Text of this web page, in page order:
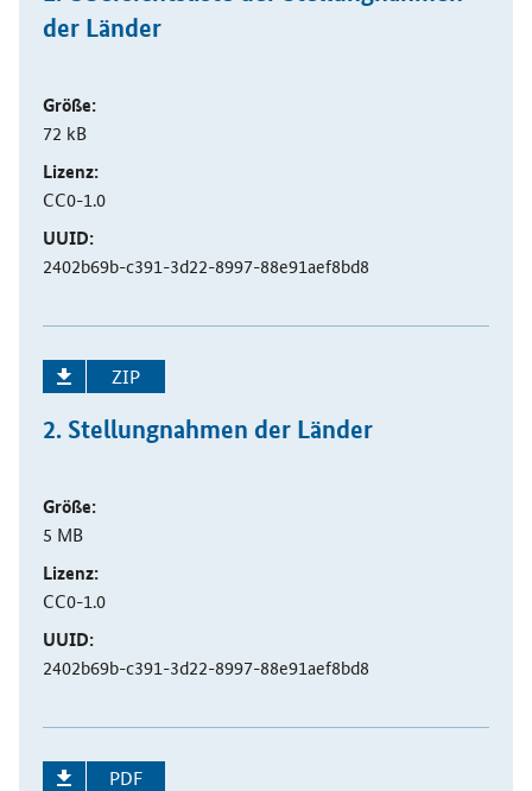
der Länder
Größe:
72 kB
Lizenz:
CC0-1.0
UUID:
2402b69b-c391-3d22-8997-88e91aef8bd8
ZIP
2. Stellungnahmen der Länder
Größe:
5 MB
Lizenz:
CC0-1.0
UUID:
2402b69b-c391-3d22-8997-88e91aef8bd8
PDF